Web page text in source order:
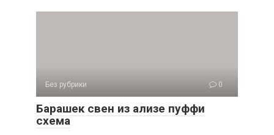
Без рубрики 0
Барашек свен из ализе пуффи
схема